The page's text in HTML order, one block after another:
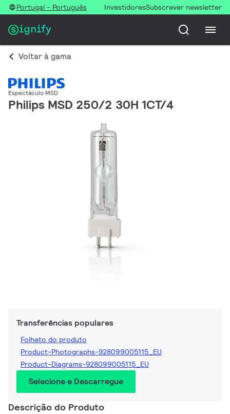
Portugal - Português InvestidoresSubscrever newsletter
Voltar à gama
Espectáculo MSD
Philips MSD 250/2 30H 1CT/4
Transferências populares
Folheto do produto
Product-Photographs-928099005115_EU
Product-Diagrams-928099005115_EU
Selecione e Descarregue
Descrição do Produto